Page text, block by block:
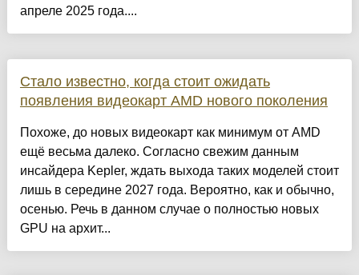
апреле 2025 года....
Стало известно, когда стоит ожидать
появления видеокарт AMD нового поколения
Похоже, до новых видеокарт как минимум от AMD
ещё весьма далеко. Согласно свежим данным
инсайдера Kepler, ждать выхода таких моделей стоит
лишь в середине 2027 года. Вероятно, как и обычно,
осенью. Речь в данном случае о полностью новых
GPU на архит...